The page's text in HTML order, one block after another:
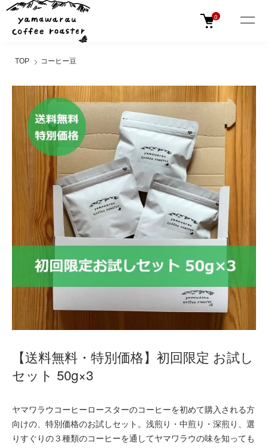
0
TOP コーヒー豆
【送料無料・特別価格】初回限定 お試し
セット 50g×3
ヤマワラウコーヒーロースターのコーヒーを初めて購入される方
向けの、特別価格のお試しセット。浅煎り・中煎り・深煎り、選
りすぐりの３種類のコーヒーを通してヤマワラウの味を知っても